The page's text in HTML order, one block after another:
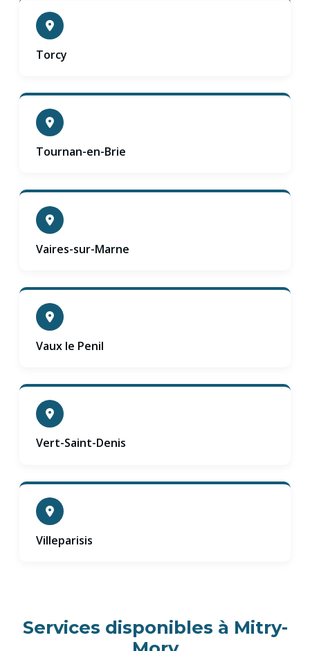
Torcy
Tournan-en-Brie
Vaires-sur-Marne
Vaux le Penil
Vert-Saint-Denis
Villeparisis
Services disponibles à Mitry-